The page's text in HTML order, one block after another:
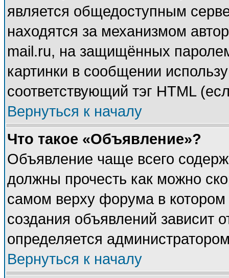
является общедоступным
находятся за механизмом
mail.ru, на защищённых
картинки в сообщении
соответствующий тэг HTML
Вернуться к началу
Что такое «Объявление»?
Объявление чаще всего
должны прочесть как можно
самом верху форума в
создания объявлений зависит
определяется
Вернуться к началу